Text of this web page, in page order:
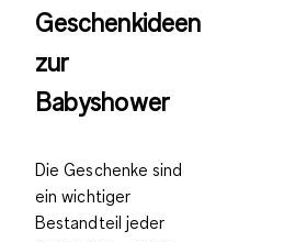
Geschenkideen
zur
Babyshower
Die Geschenke sind
ein wichtiger
Bestandteil jeder